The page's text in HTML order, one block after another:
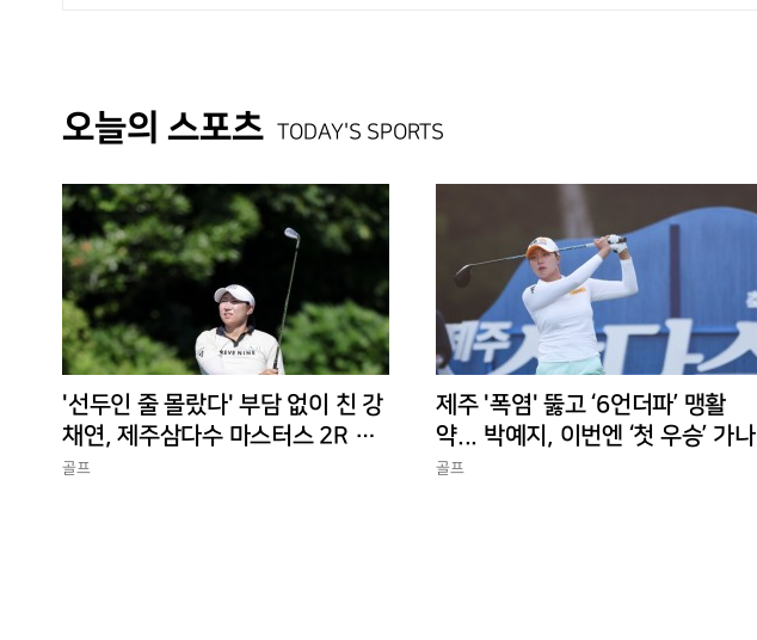
오늘의 스포츠 TODAY'S SPORTS
'선두인 줄 몰랐다' 부담 없이 친 강
채연, 제주삼다수 마스터스 2R 단
독 선두
골프
제주 '폭염' 뚫고 ‘6언더파’ 맹활
약... 박예지, 이번엔 ‘첫 우승’ 가나
골프